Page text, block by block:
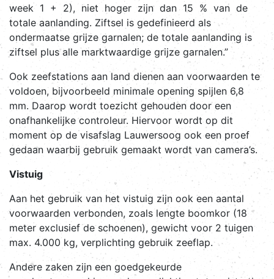
week 1 + 2), niet hoger zijn dan 15 % van de
totale aanlanding. Ziftsel is gedefinieerd als
ondermaatse grijze garnalen; de totale aanlanding is
ziftsel plus alle marktwaardige grijze garnalen.”
Ook zeefstations aan land dienen aan voorwaarden te
voldoen, bijvoorbeeld minimale opening spijlen 6,8
mm. Daarop wordt toezicht gehouden door een
onafhankelijke controleur. Hiervoor wordt op dit
moment op de visafslag Lauwersoog ook een proef
gedaan waarbij gebruik gemaakt wordt van camera’s.
Vistuig
Aan het gebruik van het vistuig zijn ook een aantal
voorwaarden verbonden, zoals lengte boomkor (18
meter exclusief de schoenen), gewicht voor 2 tuigen
max. 4.000 kg, verplichting gebruik zeeflap.
Andere zaken zijn een goedgekeurde